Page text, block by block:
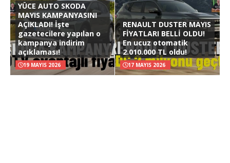
YÜCE AUTO SKODA
MAYIS KAMPANYASINI
AÇIKLADI! İşte
gazetecilere yapılan o
kampanya indirim
açıklaması!
19 MAYIS 2026
RENAULT DUSTER MAYIS
FİYATLARI BELLİ OLDU!
En ucuz otomatik
2.010.000 TL oldu!
17 MAYIS 2026